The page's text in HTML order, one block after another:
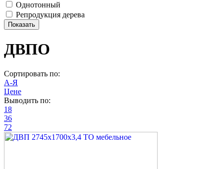
Однотонный
Репродукция дерева
ДВПО
Сортировать по:
A-Я
Цене
Выводить по:
18
36
72